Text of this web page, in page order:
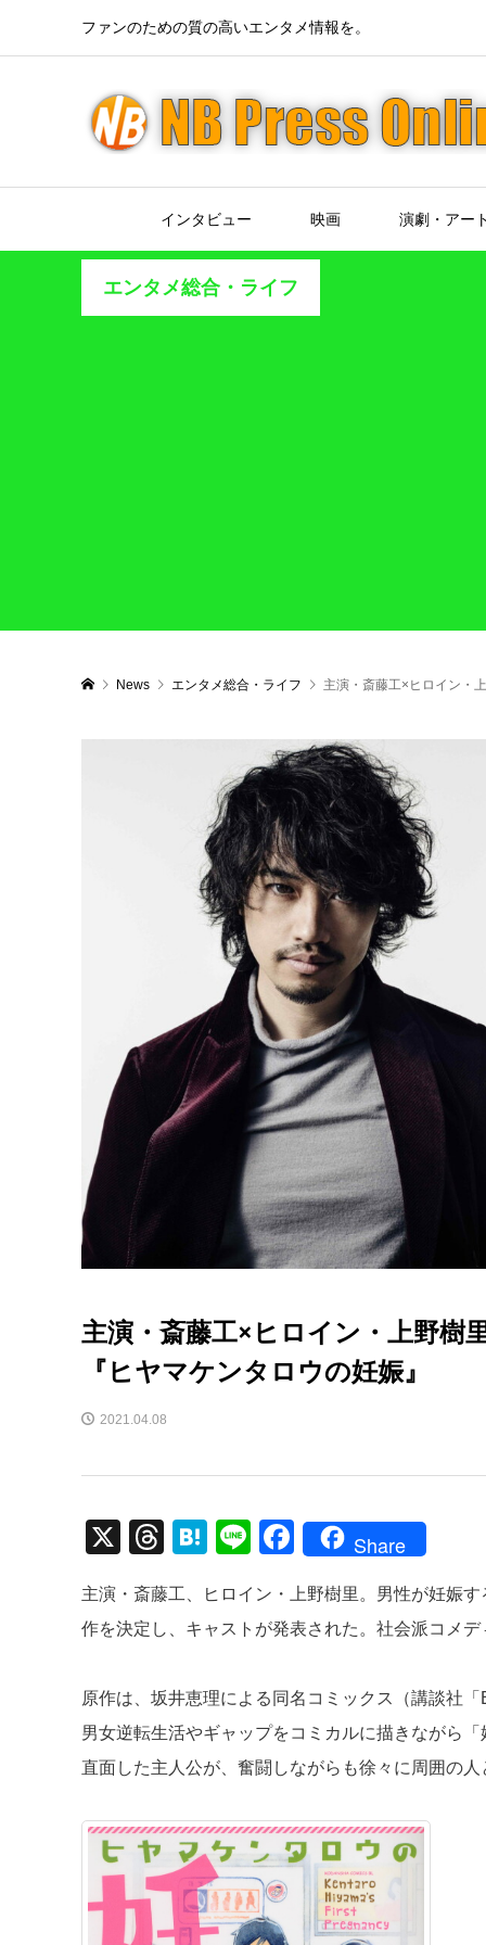
ファンのための質の高いエンタメ情報を。
インタビュー 映画 演劇・アー
エンタメ総合・ライフ
News エンタメ総合・ライフ 主演・斎藤工×ヒロイン・
主演・斎藤工×ヒロイン・上野
『ヒヤマケンタロウの妊娠』
2021.04.08
X
T
e
a
s
H
e
n
Li
e
F
c
e
o
o
k
Share
主演・斎藤工、ヒロイン・上野樹里。男性が妊娠
作を決定し、キャストが発表された。社会派コメ
原作は、坂井恵理による同名コミックス（講談社
男女逆転生活やギャップをコミカルに描きながら
直面した主人公が、奮闘しながらも徐々に周囲の